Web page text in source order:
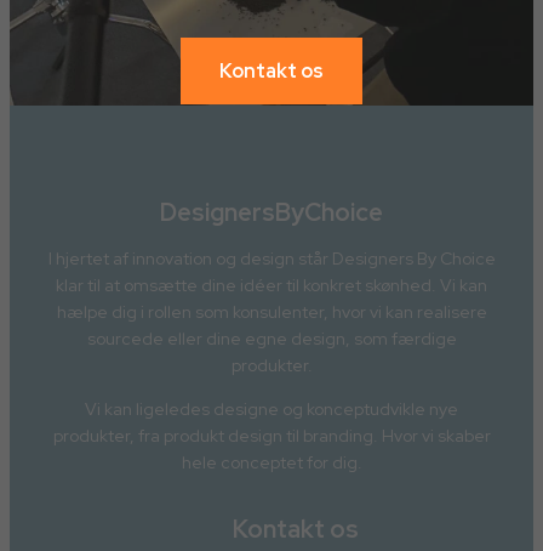
Kontakt os
DesignersByChoice
I hjertet af innovation og design står Designers By Choice
klar til at omsætte dine idéer til konkret skønhed. Vi kan
hælpe dig i rollen som konsulenter, hvor vi kan realisere
sourcede eller dine egne design, som færdige
produkter.
Vi kan ligeledes designe og konceptudvikle nye
produkter, fra produkt design til branding. Hvor vi skaber
hele conceptet for dig.
Kontakt os